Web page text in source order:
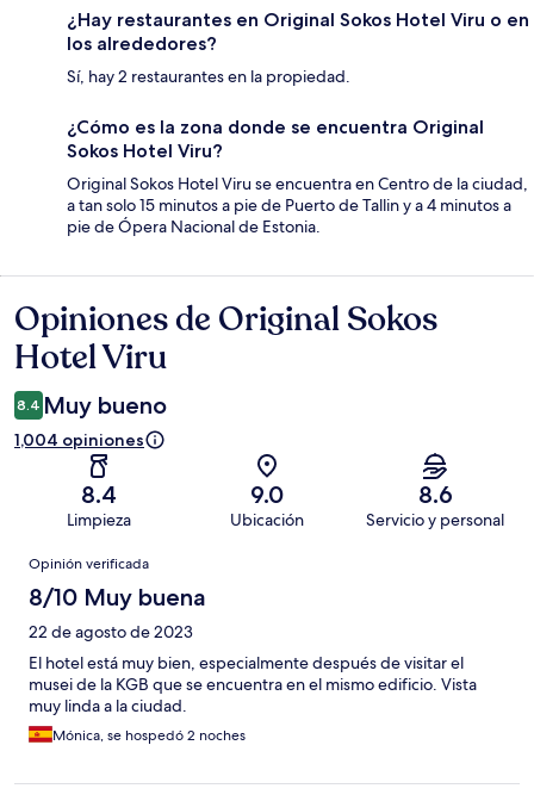
¿Hay restaurantes en Original Sokos Hotel Viru o en
los alrededores?
Sí, hay 2 restaurantes en la propiedad.
¿Cómo es la zona donde se encuentra Original
Sokos Hotel Viru?
Original Sokos Hotel Viru se encuentra en Centro de la ciudad,
a tan solo 15 minutos a pie de Puerto de Tallin y a 4 minutos a
pie de Ópera Nacional de Estonia.
Opiniones
Opiniones de Original Sokos
Hotel Viru
8.4 Muy bueno
1,004 opiniones
8.4
Limpieza
9.0
Ubicación
8.6
Servicio y personal
Opiniones
Opinión verificada
8/10 Muy buena
22 de agosto de 2023
El hotel está muy bien, especialmente después de visitar el
musei de la KGB que se encuentra en el mismo edificio. Vista
muy linda a la ciudad.
Mónica, se hospedó 2 noches